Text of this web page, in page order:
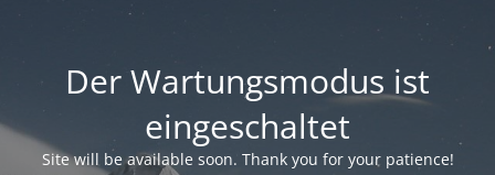
Der Wartungsmodus ist
eingeschaltet
Site will be available soon. Thank you for your patience!